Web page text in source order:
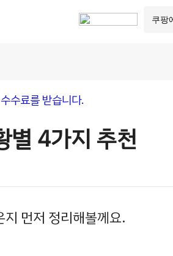
수료를 받습니다.
별 4가지 추천
먼저 정리해볼께요.